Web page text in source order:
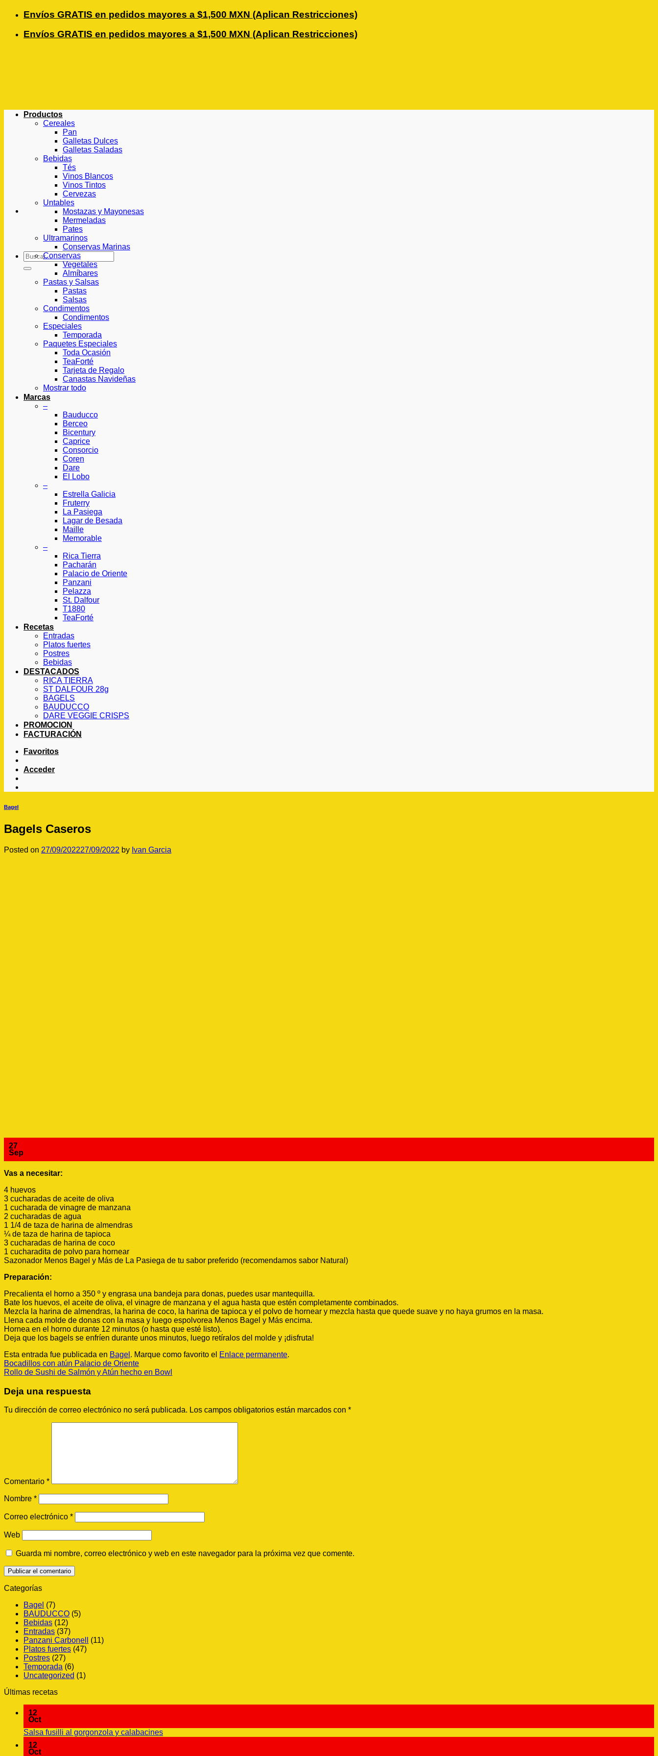
Saltar
contenido
Envíos GRATIS en pedidos mayores a $1,500 MXN (Aplican Restricciones)
Envíos GRATIS en pedidos mayores a $1,500 MXN (Aplican Restricciones)
Buscar
por:
Productos
Cereales
Pan
Galletas Dulces
Galletas Saladas
Bebidas
Tés
Vinos Blancos
Vinos Tintos
Cervezas
Untables
Mostazas y Mayonesas
Mermeladas
Pates
Ultramarinos
Conservas Marinas
Conservas
Vegetales
Almíbares
Pastas y Salsas
Pastas
Salsas
Condimentos
Condimentos
Especiales
Temporada
Paquetes Especiales
Toda Ocasión
TeaForté
Tarjeta de Regalo
Canastas Navideñas
Mostrar todo
Marcas
–
Bauducco
Berceo
Bicentury
Caprice
Consorcio
Coren
Dare
El Lobo
–
Estrella Galicia
Fruterry
La Pasiega
Lagar de Besada
Maille
Memorable
–
Rica Tierra
Pacharán
Palacio de Oriente
Panzani
Pelazza
St. Dalfour
T1880
TeaForté
Recetas
Entradas
Platos fuertes
Postres
Bebidas
DESTACADOS
RICA TIERRA
ST DALFOUR 28g
BAGELS
BAUDUCCO
DARE VEGGIE CRISPS
PROMOCION
FACTURACIÓN
Favoritos
Acceder
Bagel
Bagels Caseros
Posted on 27/09/202227/09/2022 by Ivan Garcia
27
Sep
Vas a necesitar:
4 huevos
3 cucharadas de aceite de oliva
1 cucharada de vinagre de manzana
2 cucharadas de agua
1 1/4 de taza de harina de almendras
¼ de taza de harina de tapioca
3 cucharadas de harina de coco
1 cucharadita de polvo para hornear
Sazonador Menos Bagel y Más de La Pasiega de tu sabor preferido (recomendamos sabor Natural)
Preparación:
Precalienta el horno a 350 º y engrasa una bandeja para donas, puedes usar mantequilla.
Bate los huevos, el aceite de oliva, el vinagre de manzana y el agua hasta que estén completamente combinados.
Mezcla la harina de almendras, la harina de coco, la harina de tapioca y el polvo de hornear y mezcla hasta que quede suave y no haya grumos en la masa.
Llena cada molde de donas con la masa y luego espolvorea Menos Bagel y Más encima.
Hornea en el horno durante 12 minutos (o hasta que esté listo).
Deja que los bagels se enfríen durante unos minutos, luego retíralos del molde y ¡disfruta!
Esta entrada fue publicada en Bagel . Marque como favorito el Enlace permanente.
Bocadillos con atún Palacio de Oriente
Rollo de Sushi de Salmón y Atún hecho en Bowl
Deja una respuesta
Tu dirección de correo electrónico no será publicada. Los campos obligatorios están marcados con *
Comentario *
Nombre *
Correo electrónico *
Web
Guarda mi nombre, correo electrónico y web en este navegador para la próxima vez que comente.
Categorías
Bagel (7)
BAUDUCCO (5)
Bebidas (12)
Entradas (37)
Panzani Carbonell
(11)
Platos fuertes (47)
Postres (27)
Temporada (6)
Uncategorized (1)
Últimas recetas
12
Oct
Salsa fusilli al gorgonzola y calabacinesNo
12
Oct